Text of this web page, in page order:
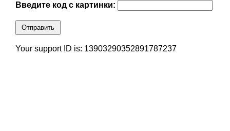
Введите код с картинки:
Отправить
Your support ID is: 13903290352891787237